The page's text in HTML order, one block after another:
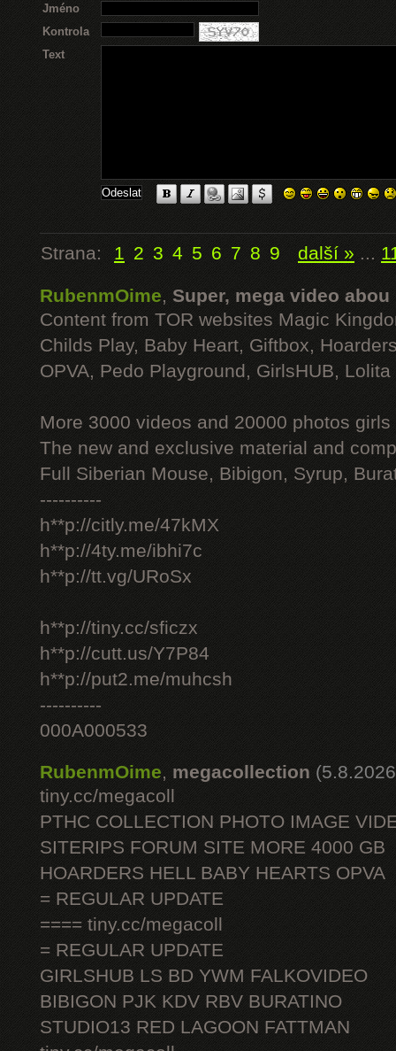
Jméno
Kontrola
Text
Strana: 1 2 3 4 5 6 7 8 9 další » ...
RubenmOime, Super, mega video abou
Content from TOR websites Magic
Childs Play, Baby Heart, Giftbox,
OPVA, Pedo Playground, GirlsHUB, Lolita
More 3000 videos and 20000 photos
The new and exclusive material and
Full Siberian Mouse, Bibigon, Syrup,
----------
h**p://citly.me/47kMX
h**p://4ty.me/ibhi7c
h**p://tt.vg/URoSx
h**p://tiny.cc/sficzx
h**p://cutt.us/Y7P84
h**p://put2.me/muhcsh
----------
000A000533
RubenmOime, megacollection
tiny.cc/megacoll
PTHC COLLECTION PHOTO IMAGE
SITERIPS FORUM SITE MORE 4000 GB
HOARDERS HELL BABY HEARTS OPVA
= REGULAR UPDATE
==== tiny.cc/megacoll
= REGULAR UPDATE
GIRLSHUB LS BD YWM FALKOVIDEO
BIBIGON PJK KDV RBV BURATINO
STUDIO13 RED LAGOON FATTMAN